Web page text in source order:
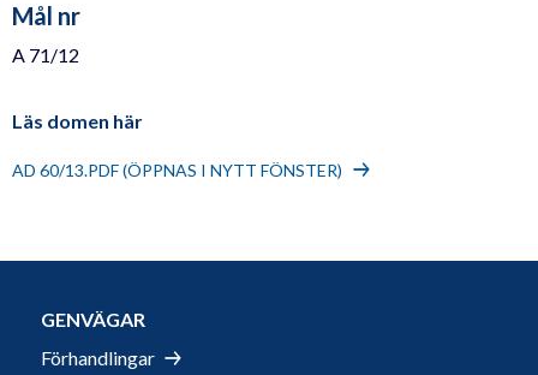
Mål nr
A 71/12
Läs domen här
AD 60/13.PDF (ÖPPNAS I NYTT FÖNSTER)
GENVÄGAR
Förhandlingar